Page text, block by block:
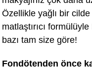
Özellikle yağlı bir
matlaştırıcı
bazı tam size göre!
Fondötenden önce